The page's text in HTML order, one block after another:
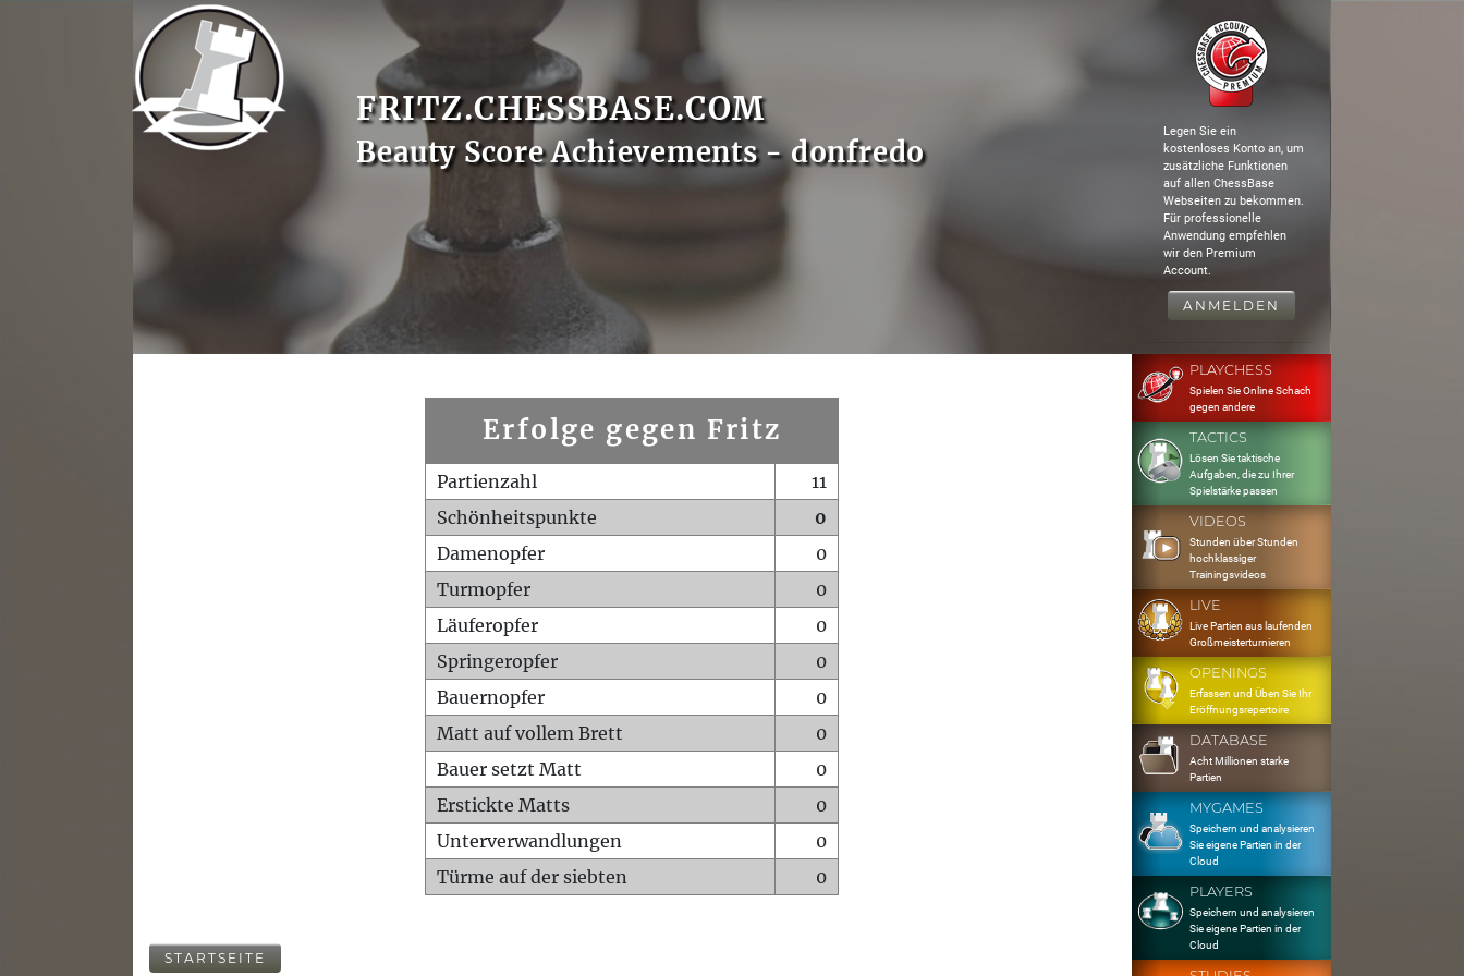
FRITZ.CHESSBASE.COM
Beauty Score Achievements - donfredo
Legen Sie ein
kostenloses Konto an, um
zusätzliche Funktionen
auf allen ChessBase
Webseiten zu bekommen.
Für professionelle
Anwendung empfehlen
wir den Premium
Account.
ANMELDEN
Erfolge gegen Fritz
Partienzahl
11
Schönheitspunkte
0
Damenopfer
0
Turmopfer
0
Läuferopfer
0
Springeropfer
0
Bauernopfer
0
Matt auf vollem Brett
0
Bauer setzt Matt
0
Erstickte Matts
0
Unterverwandlungen
0
Türme auf der siebten
0
STARTSEITE
PLAYCHESS
Spielen Sie Online Schach
gegen andere
TACTICS
Lösen Sie taktische
Aufgaben, die zu Ihrer
Spielstärke passen
VIDEOS
Stunden über Stunden
hochklassiger
Trainingsvideos
LIVE
Live Partien aus laufenden
Großmeisterturnieren
OPENINGS
Erfassen und Üben Sie Ihr
Eröffnungsrepertoire
DATABASE
Acht Millionen starke
Partien
MYGAMES
Speichern und analysieren
Sie eigene Partien in der
Cloud
PLAYERS
Speichern und analysieren
Sie eigene Partien in der
Cloud